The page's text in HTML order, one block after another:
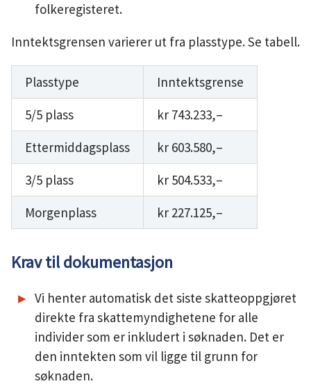
folkeregisteret.
Inntektsgrensen varierer ut fra plasstype. Se tabell.
Plasstype
Inntektsgrense
5/5 plass
kr 743.233,–
Ettermiddagsplass
kr 603.580,–
3/5 plass
kr 504.533,–
Morgenplass
kr 227.125,–
Krav til dokumentasjon
Vi henter automatisk det siste skatteoppgjøret
direkte fra skattemyndighetene for alle
individer som er inkludert i søknaden. Det er
den inntekten som vil ligge til grunn for
søknaden.